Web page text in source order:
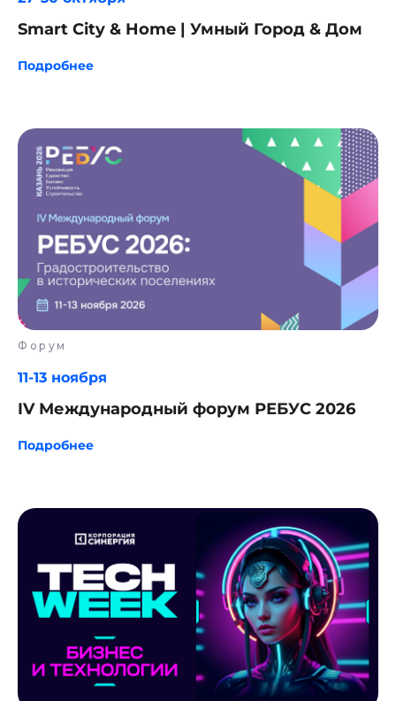
Smart City & Home | Умный Город & Дом
Подробнее
Форум
11-13 ноября
IV Международный форум РЕБУС 2026
Подробнее
Согласие на осуществление рекламной
рассылки
Политика конфиденциальности
© ООО «Цифровые медиаресурсы»,
г. Екатеринбург, ул. Малышева, стр. 53
ПОДКАСТЫ
TELEGRAM
главный эксперт проекта
БОТ В ТЕЛЕГРАМЕ